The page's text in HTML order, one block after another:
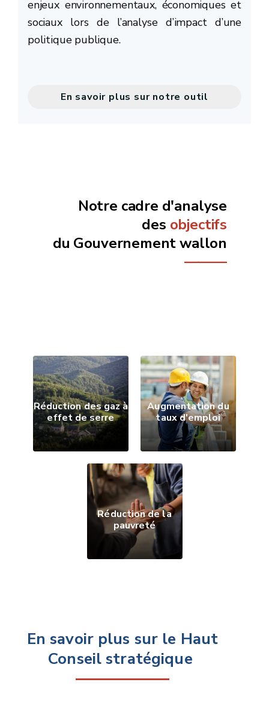
enjeux environnementaux, économiques et
sociaux lors de l’analyse d’impact d’une
politique publique.
En savoir plus sur notre outil
Notre cadre d'analyse
des objectifs
du Gouvernement wallon
———
Réduction des gaz à
effet de serre
Augmentation du
taux d'emploi
Réduction de la
pauvreté
En savoir plus sur le Haut
Conseil stratégique
——————